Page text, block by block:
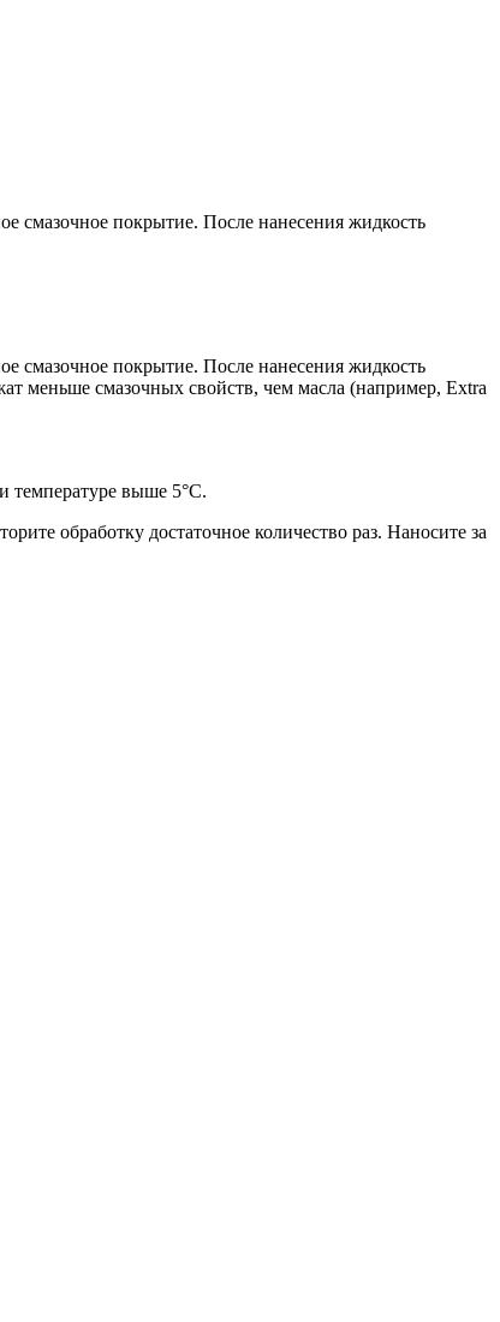
смазочное покрытие. После нанесения жидкость
смазочное покрытие. После нанесения жидкость
меньше смазочных свойств, чем масла (например, Extra
температуре выше 5°C.
обработку достаточное количество раз. Наносите за